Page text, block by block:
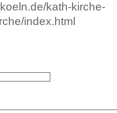
kath-kirche-
index.html